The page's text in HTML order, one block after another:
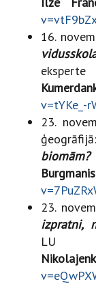
16.
v=tYKe_-
23.
biomām?
Burgmanis
23.
izpratni,
LU